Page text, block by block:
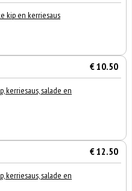
kip en kerriesaus
€ 10.50
kerriesaus, salade en
€ 12.50
kerriesaus, salade en